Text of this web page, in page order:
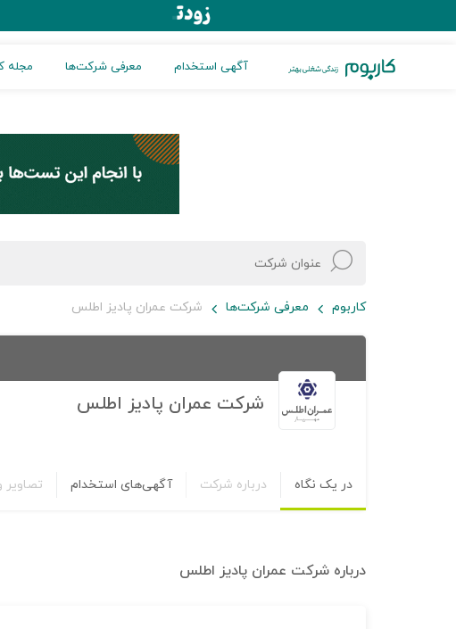
آگهی استخدام معرفی شرکت‌ها مجله
کاربوم معرفی شرکت‌ها شرکت عمران پادیز اطلس
شرکت عمران پادیز اطلس
در یک نگاه درباره شرکت آگهی‌های استخدام تصاویر
درباره شرکت عمران پادیز اطلس